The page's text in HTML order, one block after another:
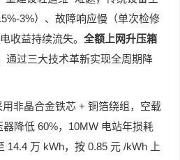
3%）、故障响应慢（单次检修
收益持续流失。 全额上网升压箱
通过三大技术革新实现全周期降
用非晶合金铁芯 + 铜箔绕组，空载
器降低 60%， 10MW 电站年损耗
14.4 万 kWh，按 0.85 元 /kWh
上